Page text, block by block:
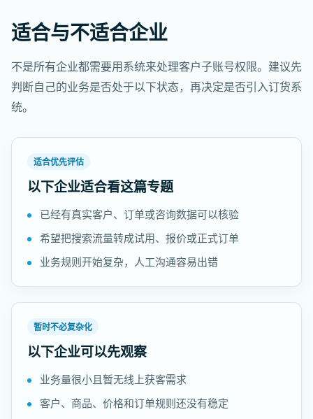
适合与不适合企业
不是所有企业都需要用系统来处理客户子账号权限。建议先
判断自己的业务是否处于以下状态，再决定是否引入订货系
统。
适合优先评估
以下企业适合看这篇专题
已经有真实客户、订单或咨询数据可以核验
希望把搜索流量转成试用、报价或正式订单
业务规则开始复杂，人工沟通容易出错
暂时不必复杂化
以下企业可以先观察
业务量很小且暂无线上获客需求
客户、商品、价格和订单规则还没有稳定